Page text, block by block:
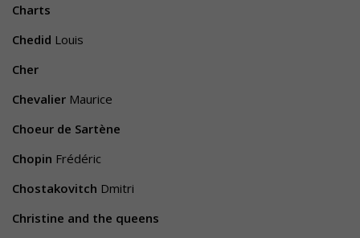
Charts
Chedid Louis
Cher
Chevalier Maurice
Choeur de Sartène
Chopin Frédéric
Chostakovitch Dmitri
Christine and the queens